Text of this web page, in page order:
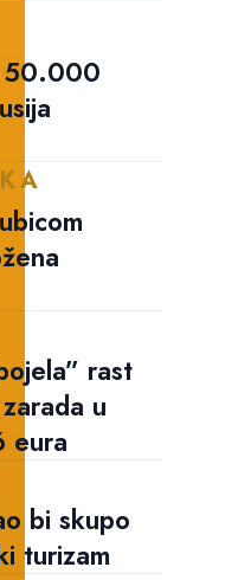
50.000
rast
u
eura
bi skupo
turizam